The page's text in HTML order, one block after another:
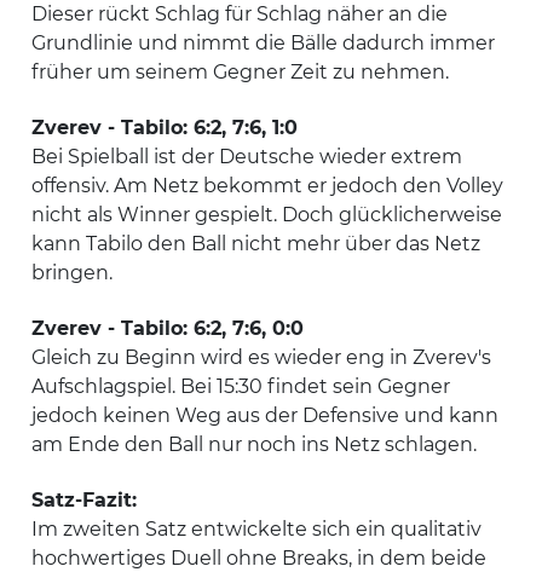
Dieser rückt Schlag für Schlag näher an die
Grundlinie und nimmt die Bälle dadurch immer
früher um seinem Gegner Zeit zu nehmen.
Zverev - Tabilo: 6:2, 7:6, 1:0
Bei Spielball ist der Deutsche wieder extrem
offensiv. Am Netz bekommt er jedoch den Volley
nicht als Winner gespielt. Doch glücklicherweise
kann Tabilo den Ball nicht mehr über das Netz
bringen.
Zverev - Tabilo: 6:2, 7:6, 0:0
Gleich zu Beginn wird es wieder eng in Zverev's
Aufschlagspiel. Bei 15:30 findet sein Gegner
jedoch keinen Weg aus der Defensive und kann
am Ende den Ball nur noch ins Netz schlagen.
Satz-Fazit:
Im zweiten Satz entwickelte sich ein qualitativ
hochwertiges Duell ohne Breaks, in dem beide